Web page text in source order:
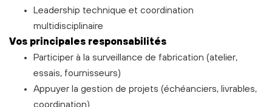
Leadership technique et coordination
multidisciplinaire
Vos principales responsabilités
Participer à la surveillance de fabrication (atelier,
essais, fournisseurs)
Appuyer la gestion de projets (échéanciers, livrables,
coordination)